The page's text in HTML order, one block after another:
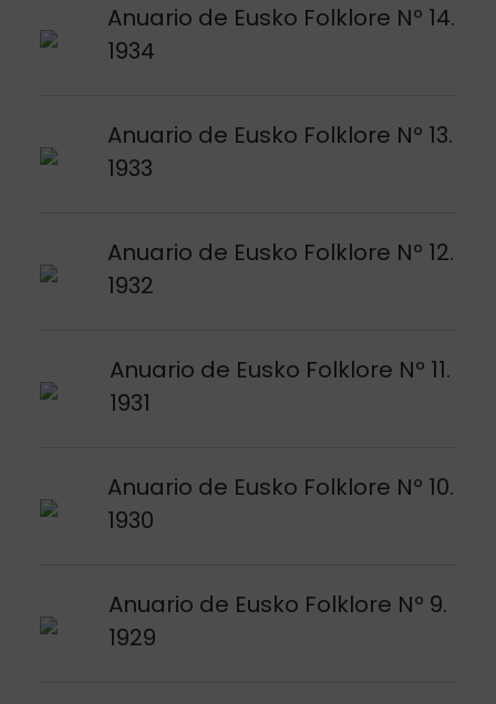
Anuario de Eusko Folklore Nº 14.
1934
Argitalpena ikusi
Anuario de Eusko Folklore Nº 13.
1933
Argitalpena ikusi
Anuario de Eusko Folklore Nº 12.
1932
Argitalpena ikusi
Anuario de Eusko Folklore Nº 11.
1931
Argitalpena ikusi
Anuario de Eusko Folklore Nº 10.
1930
Argitalpena ikusi
Anuario de Eusko Folklore Nº 9.
1929
Argitalpena ikusi